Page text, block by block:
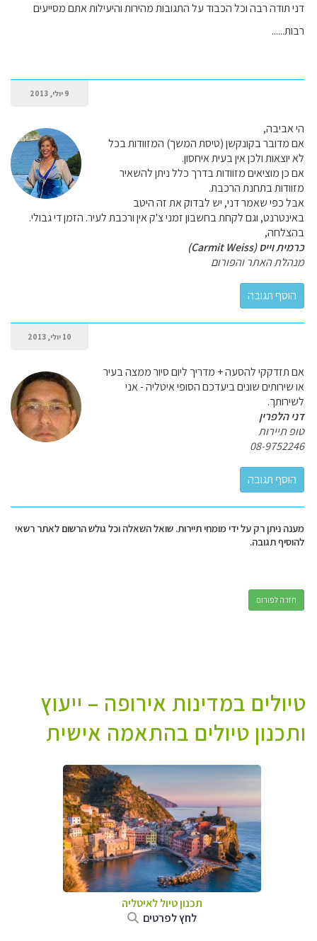
דני תודה רבה וכל הכבוד על התגובות מהירות והיעילות אתם מסייעים
רבות......
9 יולי, 2013
הי אביבה,
אם מדובר בקונקשן (טיסת המשך) המזוודות בכל
לא יוצאות ולכן אין בעית איחסון.
אם כן מוציאים מזוודות בדרך כלל ניתן להשאיר
מזוודות בתחנת הרכבת.
אבל כפי שאמר דני, יש לבדוק את זה היטב
באינטרנט, וגם לקחת בחשבון זמני צ'ק אין ורכבת לעיר. הזמן די גבולי.
בהצלחה,
כרמית וייס (Carmit Weiss)
מנהלת האתר והפורום
10 יולי, 2013
אם תזדקקי להסעה + מדריך ליום סיור ממצה בעיר
או שירותים שונים ביעדכם הסופי איטליה - אני
לשירותך.
דני הלפרין
טופ תיירות
08-9752246
מענה ניתן רק על ידי מומחי תיירות. שואל השאלה וכל גולש הרשום לאתר רשאי
להוסיף תגובה.
חזרה לפורום
טיולים במדינות אירופה – ייעוץ
ותכנון טיולים בהתאמה אישית
תכנון טיול לאיטליה
לחץ לפרטים